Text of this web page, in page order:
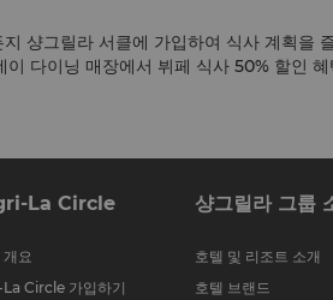
샹그릴라 서클에 가입하여 식사 계획을
다이닝 매장에서 뷔페 식사 50% 할인
La Circle
요
Circle 가입하기
샹그릴라 그룹
호텔 및 리조트 소개
호텔 브랜드